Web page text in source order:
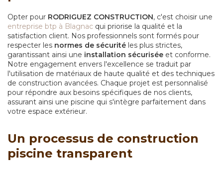
Opter pour RODRIGUEZ CONSTRUCTION, c'est choisir une
entreprise btp à Blagnac qui priorise la qualité et la
satisfaction client. Nos professionnels sont formés pour
respecter les normes de sécurité les plus strictes,
garantissant ainsi une installation sécurisée et conforme.
Notre engagement envers l'excellence se traduit par
l'utilisation de matériaux de haute qualité et des techniques
de construction avancées. Chaque projet est personnalisé
pour répondre aux besoins spécifiques de nos clients,
assurant ainsi une piscine qui s'intègre parfaitement dans
votre espace extérieur.
Un processus de construction
piscine transparent